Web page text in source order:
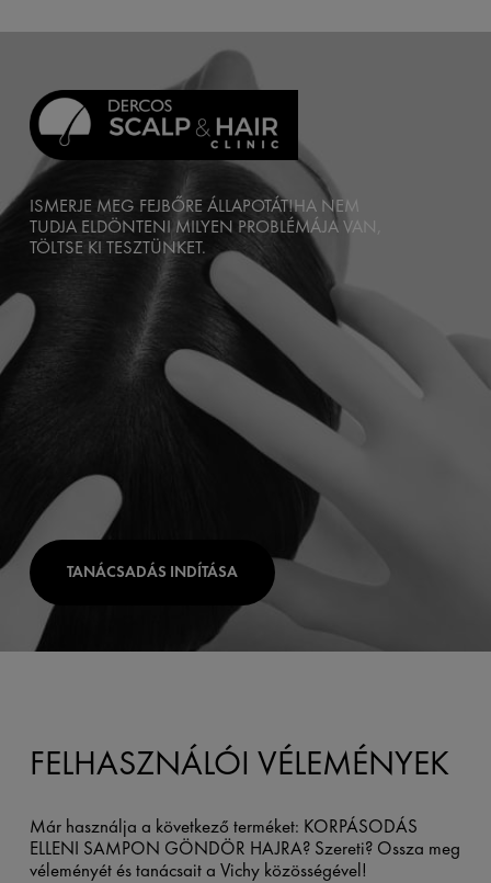
ISMERJE MEG FEJBŐRE ÁLLAPOTÁT!HA NEM
TUDJA ELDÖNTENI MILYEN PROBLÉMÁJA VAN,
TÖLTSE KI TESZTÜNKET.
TANÁCSADÁS INDÍTÁSA
FELHASZNÁLÓI VÉLEMÉNYEK
Már használja a következő terméket: KORPÁSODÁS
ELLENI SAMPON GÖNDÖR HAJRA? Szereti? Ossza meg
véleményét és tanácsait a Vichy közösségével!